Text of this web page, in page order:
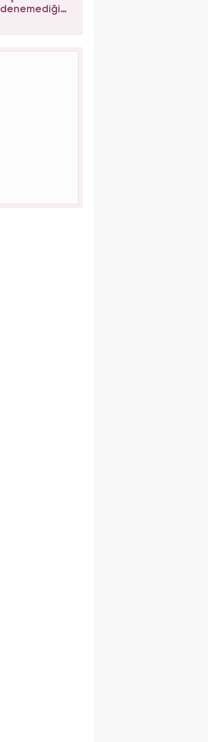
denemediğiniz